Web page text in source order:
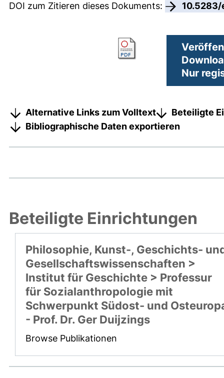
DOI zum Zitieren dieses Dokuments:
Nur
Alternative Links zum Volltext
Beteiligte
Bibliographische Daten exportieren
Beteiligte Einrichtungen
Philosophie, Kunst-, Geschichts-
Gesellschaftswissenschaften >
Institut für Geschichte > Professur
für Sozialanthropologie mit
Schwerpunkt Südost- und
- Prof. Dr. Ger Duijzings
Browse Publikationen